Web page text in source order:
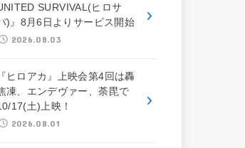
SURVIVAL(ヒロサ
)』8月6日よりサービス開始
2026.08.03
『ヒロアカ』上映会第4回は轟
凍、エンデヴァー、荼毘で
17(土)上映！
2026.08.01